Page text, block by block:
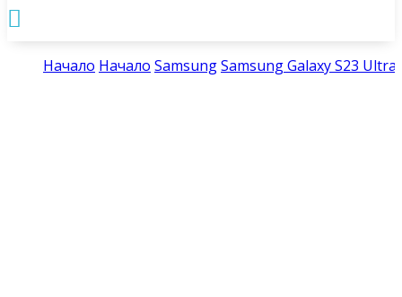

Начало Начало SamsungSamsung Galaxy S23 Ultra